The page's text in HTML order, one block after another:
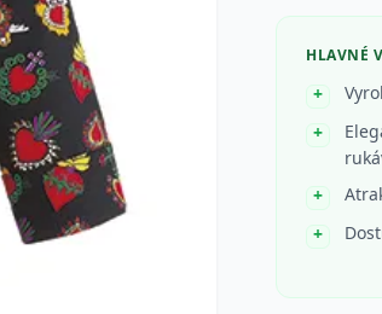
HLAVNÉ